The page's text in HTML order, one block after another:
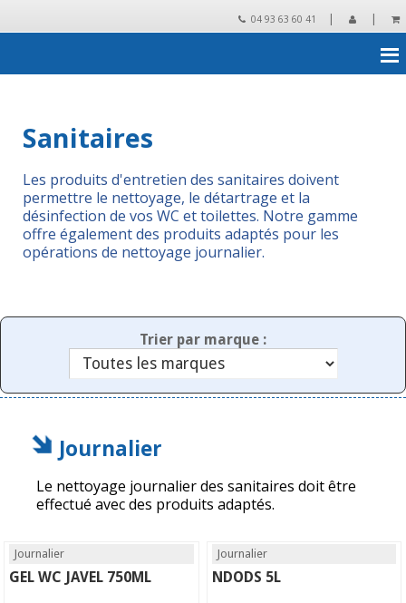
04 93 63 60 41 | |
Sanitaires
Les produits d'entretien des sanitaires doivent
permettre le nettoyage, le détartrage et la
désinfection de vos WC et toilettes. Notre gamme
offre également des produits adaptés pour les
opérations de nettoyage journalier.
Trier par marque :
Journalier
Le nettoyage journalier des sanitaires doit être
effectué avec des produits adaptés.
Journalier
GEL WC JAVEL 750ML
Journalier
NDODS 5L